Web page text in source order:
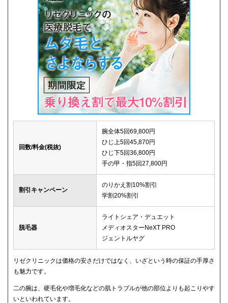
回数/料金(税抜)
腕全体5回69,800円
ひじ上5回45,870円
ひじ下5回36,800円
手の甲・指5回27,800円
割引キャンペーン
のりかえ割10%割引
学割20%割引
脱毛器
ライトシェア・デュエット
メディオスターNeXT PRO
ジェントルヤグ
リゼクリニックは価格の安さだけではなく、いざという時の保証の手厚さ
も魅力です。
二の腕は、硬毛化や増毛化などの肌トラブルが他の部位よりも起こりやす
いといわれています。